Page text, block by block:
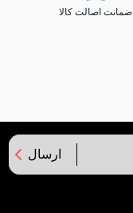
ضمانت اصالت کالا
ارسال